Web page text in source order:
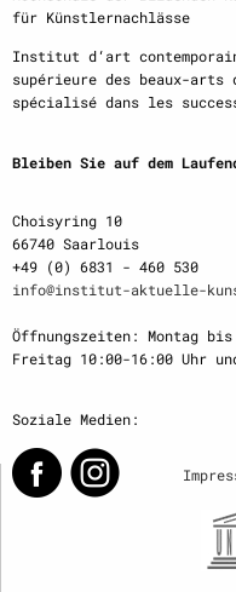
für Künstlernachlässe
Institut d‘art
supérieure des beaux-
spécialisé dans les
Bleiben Sie auf dem
Choisyring 10
66740 Saarlouis
+49 (0) 6831 - 460 530
info@institut-aktuelle-
Öffnungszeiten: Montag
Freitag 10:00-16:00 Uhr
Soziale Medien: